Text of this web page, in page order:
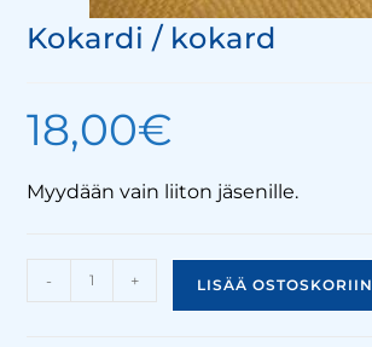
Kokardi / kokard
18,00€
Myydään vain liiton jäsenille.
- + LISÄÄ OSTOSKORIIN